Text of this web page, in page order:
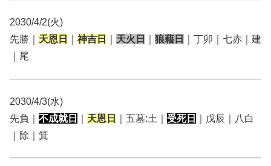
2030/4/2(火)
先勝｜ 天恩日 神吉日 天火日 狼藉日
｜丁卯｜七赤｜建
｜尾
2030/4/3(水)
先負｜ 不成就日 天恩日 ｜五墓:土｜ 受死日
｜戊辰｜八白
｜除｜箕